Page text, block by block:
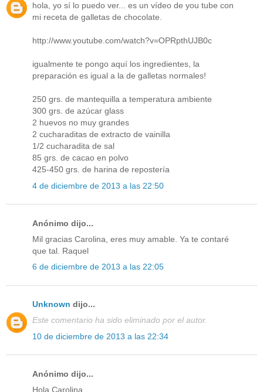
hola, yo sí lo puedo ver... es un vídeo de you tube con
mi receta de galletas de chocolate.
http://www.youtube.com/watch?v=OPRpthUJB0c
igualmente te pongo aquí los ingredientes, la
preparación es igual a la de galletas normales!
250 grs. de mantequilla a temperatura ambiente
300 grs. de azúcar glass
2 huevos no muy grandes
2 cucharaditas de extracto de vainilla
1/2 cucharadita de sal
85 grs. de cacao en polvo
425-450 grs. de harina de repostería
4 de diciembre de 2013 a las 22:50
Anónimo dijo...
Mil gracias Carolina, eres muy amable. Ya te contaré
que tal. Raquel
6 de diciembre de 2013 a las 22:05
Unknown dijo...
Este comentario ha sido eliminado por el autor.
10 de diciembre de 2013 a las 22:34
Anónimo dijo...
Hola Carolina,